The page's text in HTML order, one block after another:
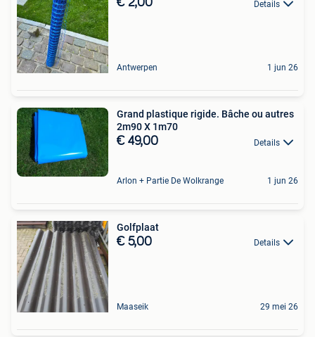
€ 2,00 Details
Antwerpen 1 jun 26
Grand plastique rigide. Bâche ou autres
2m90 X 1m70
€ 49,00 Details
Arlon + Partie De Wolkrange 1 jun 26
Golfplaat
€ 5,00 Details
Maaseik 29 mei 26